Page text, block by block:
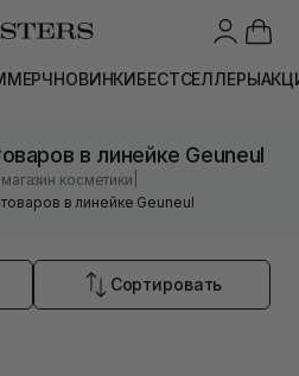
МЕРЧНОВИНКИБЕСТСЕЛЛЕРЫ
в линейке Geuneul
косметики
в линейке Geuneul
Сортировать